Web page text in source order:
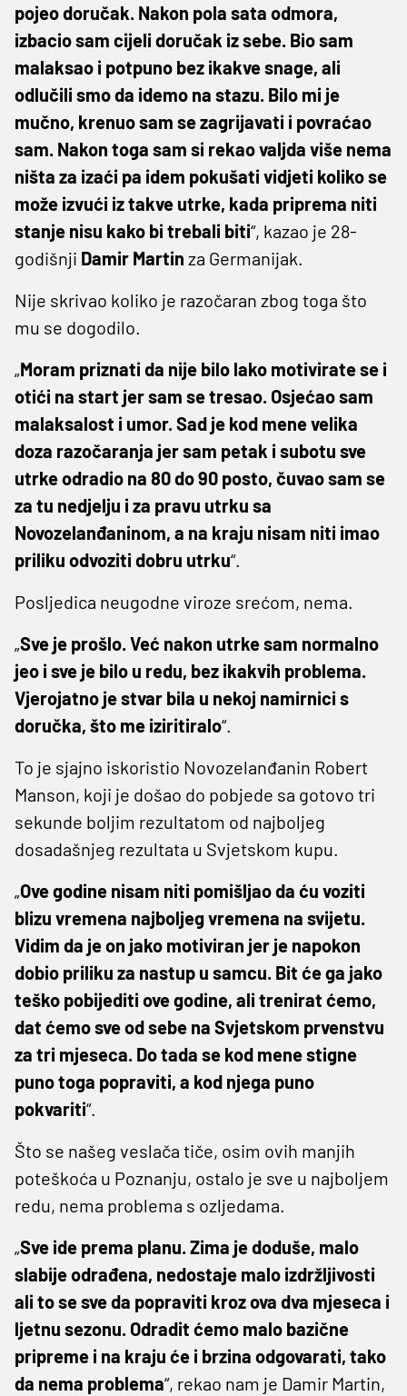
pojeo doručak. Nakon pola sata odmora,
izbacio sam cijeli doručak iz sebe. Bio sam
malaksao i potpuno bez ikakve snage, ali
odlučili smo da idemo na stazu. Bilo mi je
mučno, krenuo sam se zagrijavati i povraćao
sam. Nakon toga sam si rekao valjda više nema
ništa za izaći pa idem pokušati vidjeti koliko se
može izvući iz takve utrke, kada priprema niti
stanje nisu kako bi trebali biti“, kazao je 28-
godišnji Damir Martin za Germanijak.
Nije skrivao koliko je razočaran zbog toga što
mu se dogodilo.
„Moram priznati da nije bilo lako motivirate se i
otići na start jer sam se tresao. Osjećao sam
malaksalost i umor. Sad je kod mene velika
doza razočaranja jer sam petak i subotu sve
utrke odradio na 80 do 90 posto, čuvao sam se
za tu nedjelju i za pravu utrku sa
Novozelanđaninom, a na kraju nisam niti imao
priliku odvoziti dobru utrku“.
Posljedica neugodne viroze srećom, nema.
„Sve je prošlo. Već nakon utrke sam normalno
jeo i sve je bilo u redu, bez ikakvih problema.
Vjerojatno je stvar bila u nekoj namirnici s
doručka, što me iziritiralo“.
To je sjajno iskoristio Novozelanđanin Robert
Manson, koji je došao do pobjede sa gotovo tri
sekunde boljim rezultatom od najboljeg
dosadašnjeg rezultata u Svjetskom kupu.
„Ove godine nisam niti pomišljao da ću voziti
blizu vremena najboljeg vremena na svijetu.
Vidim da je on jako motiviran jer je napokon
dobio priliku za nastup u samcu. Bit će ga jako
teško pobijediti ove godine, ali trenirat ćemo,
dat ćemo sve od sebe na Svjetskom prvenstvu
za tri mjeseca. Do tada se kod mene stigne
puno toga popraviti, a kod njega puno
pokvariti“.
Što se našeg veslača tiče, osim ovih manjih
poteškoća u Poznanju, ostalo je sve u najboljem
redu, nema problema s ozljedama.
„Sve ide prema planu. Zima je doduše, malo
slabije odrađena, nedostaje malo izdržljivosti
ali to se sve da popraviti kroz ova dva mjeseca i
ljetnu sezonu. Odradit ćemo malo bazične
pripreme i na kraju će i brzina odgovarati, tako
da nema problema“, rekao nam je Damir Martin,